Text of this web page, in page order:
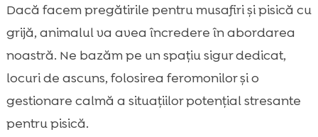
Dacă facem pregătirile pentru musafiri și pisică cu
grijă, animalul va avea încredere în abordarea
noastră. Ne bazăm pe un spațiu sigur dedicat,
locuri de ascuns, folosirea feromonilor și o
gestionare calmă a situațiilor potențial stresante
pentru pisică.